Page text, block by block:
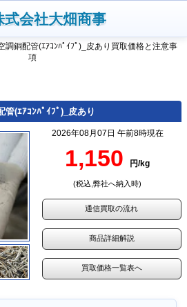
式会社大畑商事
銅配管(ｴｱｺﾝﾊﾟｲﾌﾟ)_皮あり買取価格と注意事
項
管(ｴｱｺﾝﾊﾟｲﾌﾟ)_皮あり
2026年08月07日 午前8時現在
1,150 円/kg
(税込,弊社へ納入時)
通信買取の流れ
商品詳細解説
買取価格一覧表へ